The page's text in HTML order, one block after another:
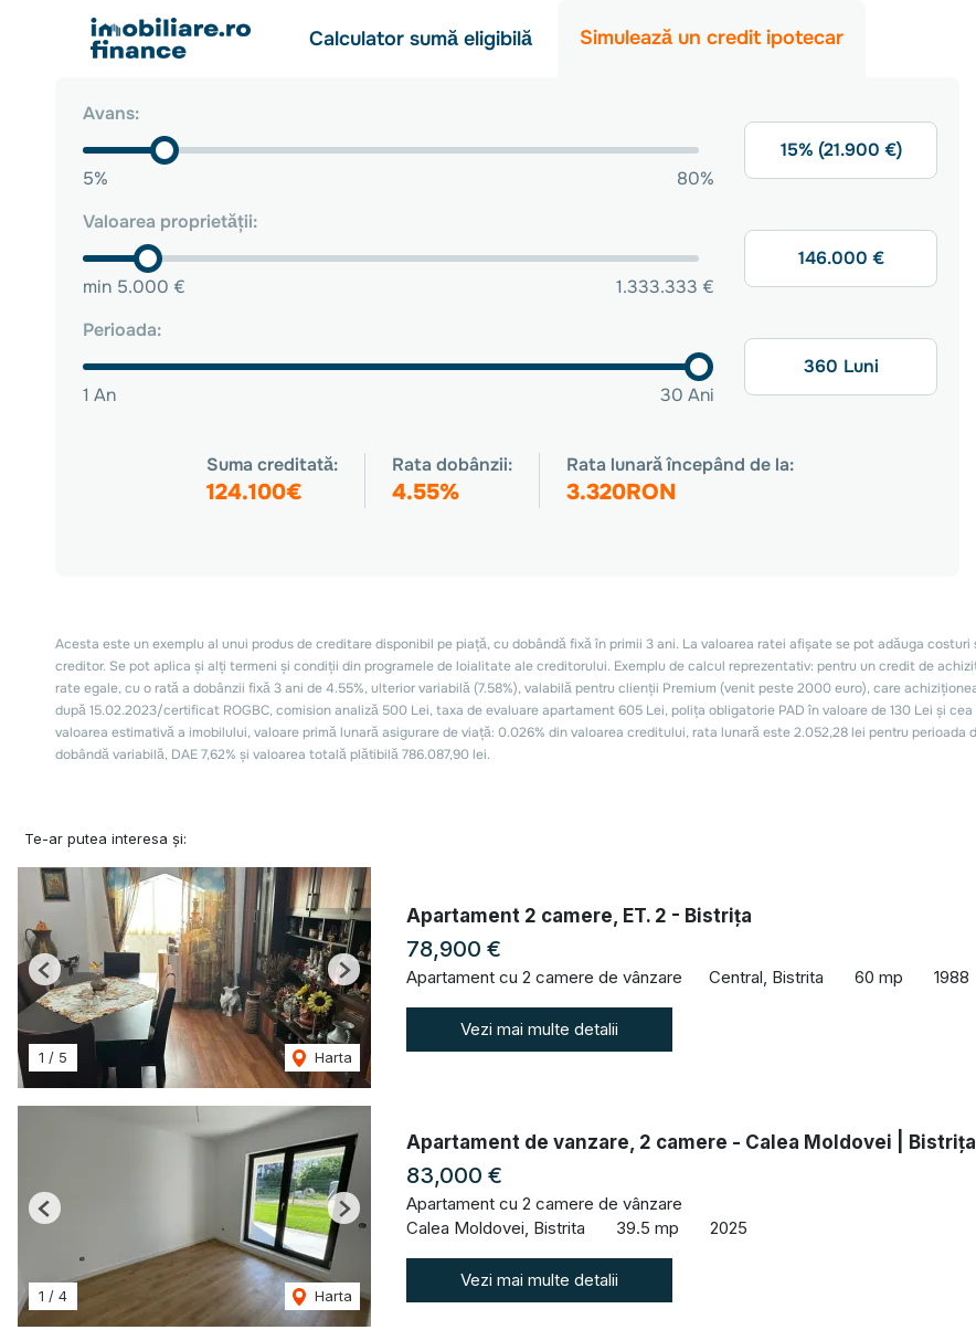
Te-ar putea interesa și:
1 / 5 Harta
Previous Next
Apartament 2 camere, ET. 2 - Bistrița
78,900 €
Apartament cu 2 camere de vânzare Central, Bistrita 60 mp 1988
Vezi mai multe detalii
1 / 4 Harta
Previous Next
Apartament de vanzare, 2 camere - Calea Moldovei | Bistrița
83,000 €
Apartament cu 2 camere de vânzare
Calea Moldovei, Bistrita
39.5 mp 2025
Vezi mai multe detalii